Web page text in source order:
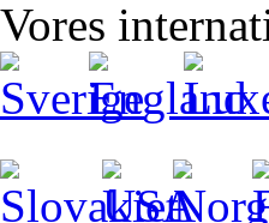
Vores